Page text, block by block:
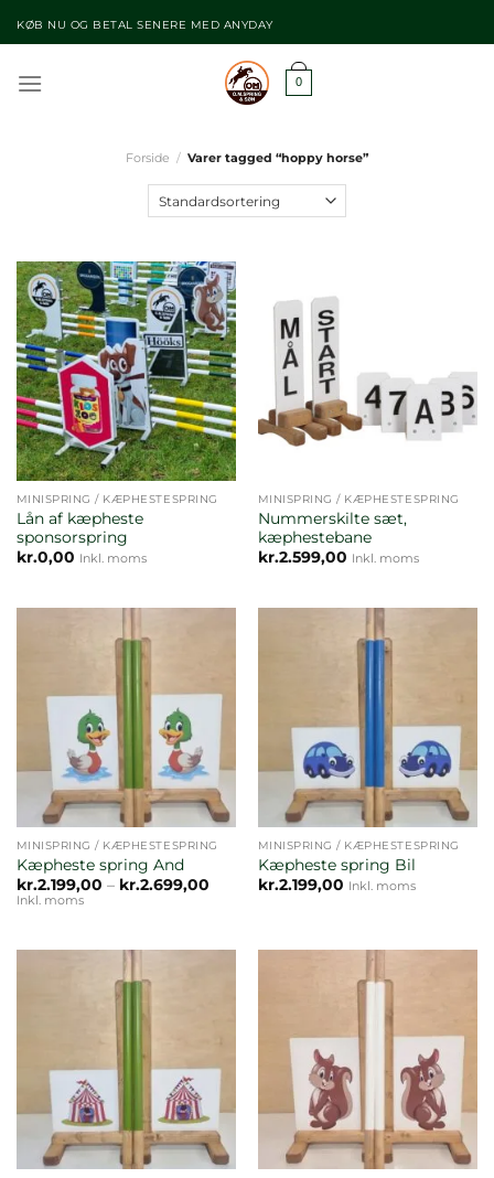
til
KØB NU OG BETAL SENERE MED ANYDAY
0
Forside / Varer tagged “hoppy horse”
MINISPRING / KÆPHESTESPRING
Lån af kæpheste
sponsorspring
kr.0,00 Inkl. moms
MINISPRING / KÆPHESTESPRING
Nummerskilte sæt,
kæphestebane
kr.2.599,00 Inkl. moms
MINISPRING / KÆPHESTESPRING
Kæpheste spring And
kr.2.199,00 – kr.2.699,00Prisinterval:
Inkl. moms
MINISPRING / KÆPHESTESPRING
Kæpheste spring Bil
kr.2.199,00 Inkl. moms